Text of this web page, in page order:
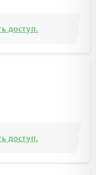
доступ.
доступ.